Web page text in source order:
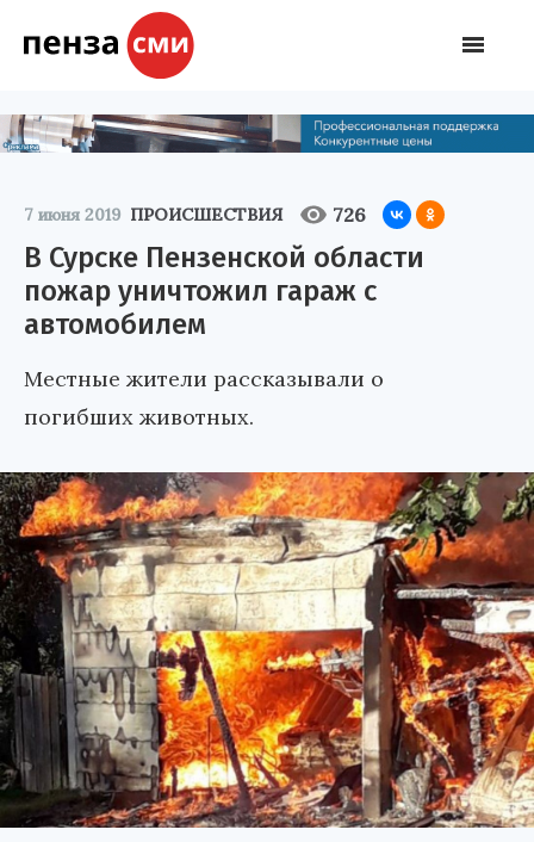
7 июня 2019 ПРОИСШЕСТВИЯ 726
В Сурске Пензенской области
пожар уничтожил гараж с
автомобилем
Местные жители рассказывали о
погибших животных.